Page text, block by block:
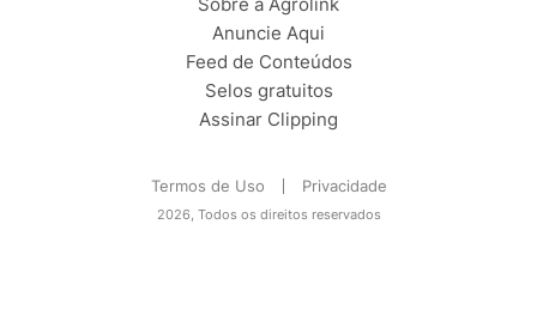
Anuncie Aqui
Feed de Conteúdos
Selos gratuitos
Assinar Clipping
Termos de Uso Privacidade
2026, Todos os direitos reservados